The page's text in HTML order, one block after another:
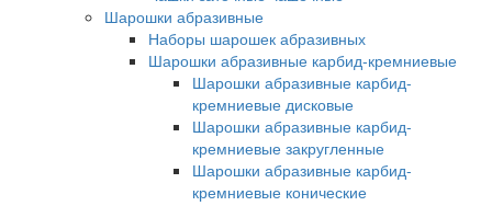
Шарошки абразивные
Наборы шарошек абразивных
Шарошки абразивные карбид-кремниевые
Шарошки абразивные карбид-
кремниевые дисковые
Шарошки абразивные карбид-
кремниевые закругленные
Шарошки абразивные карбид-
кремниевые конические